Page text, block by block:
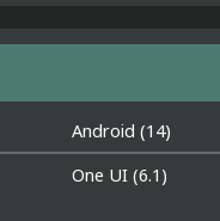
Android (14)
One UI (6.1)